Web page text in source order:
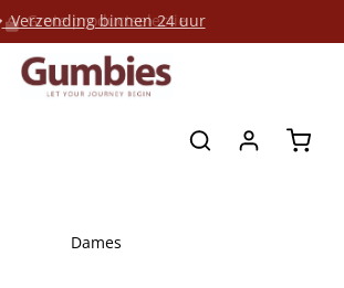
Verzending binnen 24 uur
Grote productselectie
Dames